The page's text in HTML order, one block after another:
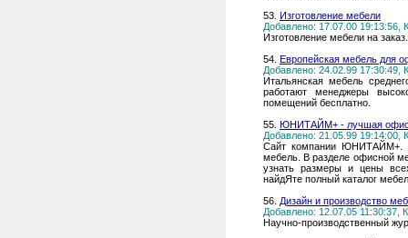
53. Изготовление мебели
Добавлено: 17.07.00 19:13:56,
Изготовление мебели на заказ.
54. Европейская мебель для
Добавлено: 24.02.99 17:30:49,
Итальянская мебель
работают менеджеры
помещений бесплатно.
55. ЮНИТАЙМ+ - лучшая
Добавлено: 21.05.99 19:14:00,
Сайт компании ЮНИТАЙМ+.
мебель. В разделе офисной
узнать размеры и цены
найдЯте полный каталог
56. Дизайн и производство
Добавлено: 12.07.05 11:30:37,
Научно-производственный